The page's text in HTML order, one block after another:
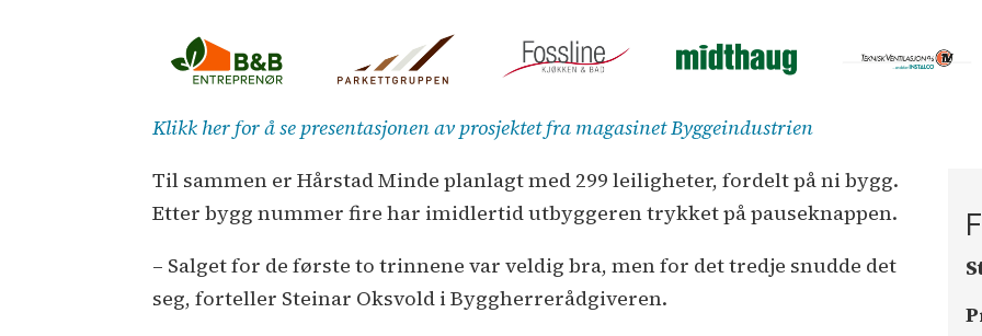
Klikk her for å se presentasjonen av prosjektet fra magasinet Byggeindustrien
Til sammen er Hårstad Minde planlagt med 299 leiligheter, fordelt på ni bygg.
Etter bygg nummer fire har imidlertid utbyggeren trykket på pauseknappen.
– Salget for de første to trinnene var veldig bra, men for det tredje snudde det
seg, forteller Steinar Oksvold i Byggherrerådgiveren.